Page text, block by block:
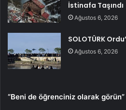
İstinafa Taşındı
Ağustos 6, 2026
SOLOTÜRK
Ağustos 6, 2026
“Beni de öğrenciniz olarak görün”